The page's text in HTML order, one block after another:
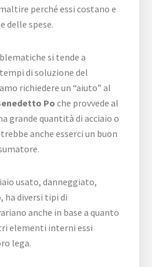
perché essi costano e
delle spese.
si tende a
di soluzione del
richiedere un “aiuto” al
Po che provvede al
grande quantità di acciaio o
anche esserci un buon
usato, danneggiato,
ha diversi tipi di
anche in base a quanto
elementi interni essi
lega.